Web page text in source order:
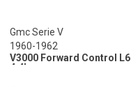
Gmc Serie V
1960-1962
V3000 Forward Control L6
4.4L